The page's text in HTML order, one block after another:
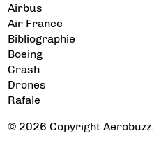
Airbus
Air France
Bibliographie
Boeing
Crash
Drones
Rafale
© 2026 Copyright Aerobuzz.